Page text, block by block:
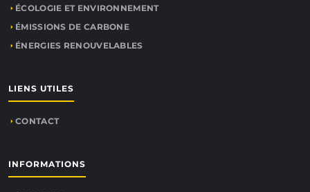
ÉCOLOGIE ET ENVIRONNEMENT
ÉMISSIONS DE CARBONE
ÉNERGIES RENOUVELABLES
LIENS UTILES
CONTACT
INFORMATIONS